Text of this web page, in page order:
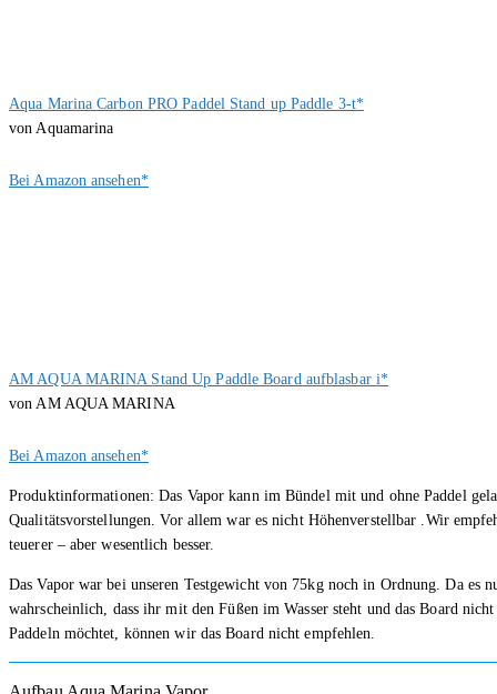
Aqua Marina Carbon PRO Paddel Stand up Paddle 3-t*
von Aquamarina
Bei Amazon ansehen*
AM AQUA MARINA Stand Up Paddle Board aufblasbar i*
von AM AQUA MARINA
Bei Amazon ansehen*
Produktinformationen: Das Vapor kann im Bündel mit und ohne Paddel
Qualitätsvorstellungen. Vor allem war es nicht Höhenverstellbar .Wir
teuerer – aber wesentlich besser.
Das Vapor war bei unseren Testgewicht von 75kg noch in Ordnung. Da
wahrscheinlich, dass ihr mit den Füßen im Wasser steht und das Board
Paddeln möchtet, können wir das Board nicht empfehlen.